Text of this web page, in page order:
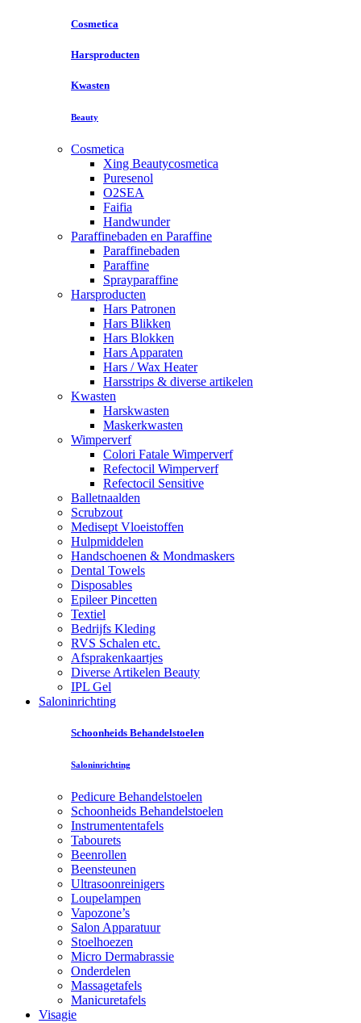
Cosmetica
Harsproducten
Kwasten
Beauty
Cosmetica
Xing Beautycosmetica
Puresenol
O2SEA
Faifia
Handwunder
Paraffinebaden en Paraffine
Paraffinebaden
Paraffine
Sprayparaffine
Harsproducten
Hars Patronen
Hars Blikken
Hars Blokken
Hars Apparaten
Hars / Wax Heater
Harsstrips & diverse artikelen
Kwasten
Harskwasten
Maskerkwasten
Wimperverf
Colori Fatale Wimperverf
Refectocil Wimperverf
Refectocil Sensitive
Balletnaalden
Scrubzout
Medisept Vloeistoffen
Hulpmiddelen
Handschoenen & Mondmaskers
Dental Towels
Disposables
Epileer Pincetten
Textiel
Bedrijfs Kleding
RVS Schalen etc.
Afsprakenkaartjes
Diverse Artikelen Beauty
IPL Gel
Saloninrichting
Schoonheids Behandelstoelen
Saloninrichting
Pedicure Behandelstoelen
Schoonheids Behandelstoelen
Instrumententafels
Tabourets
Beenrollen
Beensteunen
Ultrasoonreinigers
Loupelampen
Vapozone’s
Salon Apparatuur
Stoelhoezen
Micro Dermabrassie
Onderdelen
Massagetafels
Manicuretafels
Visagie